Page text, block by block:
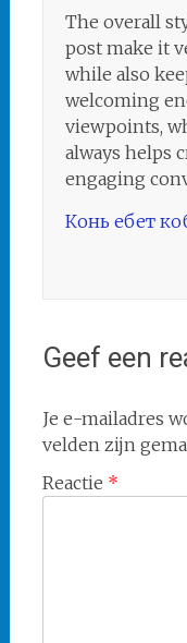
The overall
post make it
while also
welcoming
viewpoints,
always helps
engaging
Конь ебет
Geef een
Je e-mailadres
velden zijn
Reactie *